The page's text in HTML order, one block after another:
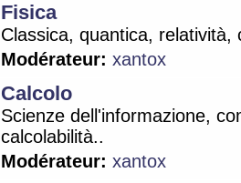
Fisica
Classica, quantica, relatività,
Modérateur: xantox
Calcolo
Scienze dell'informazione,
calcolabilità..
Modérateur: xantox